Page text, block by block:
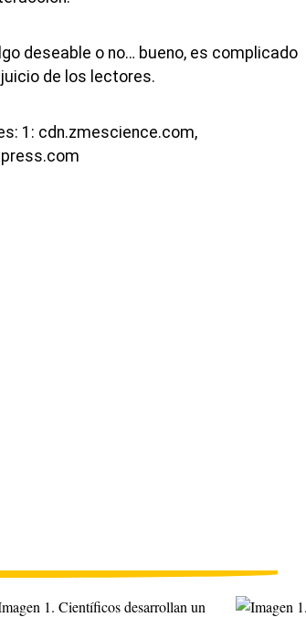
deseable o no… bueno, es complicado
de los lectores.
1: cdn.zmescience.com,